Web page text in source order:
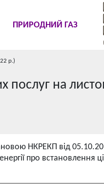
ПРИРОДНИЙ ГАЗ
р.)
послуг на
НКРЕКП від
про встановлення